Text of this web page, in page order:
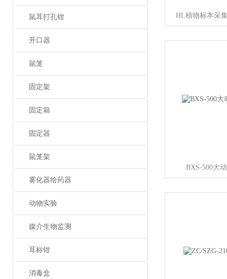
鼠耳打孔钳
开口器
鼠笼
固定架
固定箱
固定器
鼠笼架
雾化器给药器
动物实验
媒介生物监测
耳标钳
消毒盒
HL植物标本采
BXS-500大